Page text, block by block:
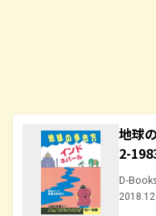
地球
2-
D-Books